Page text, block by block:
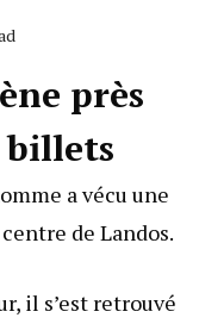
près
a vécu une
de Landos.
il s’est retrouvé